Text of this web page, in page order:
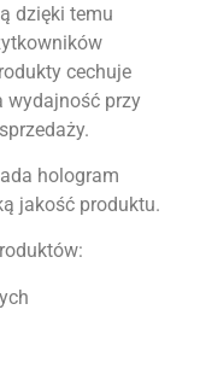
dzięki temu
cechuje
wydajność przy
hologram
jakość produktu.